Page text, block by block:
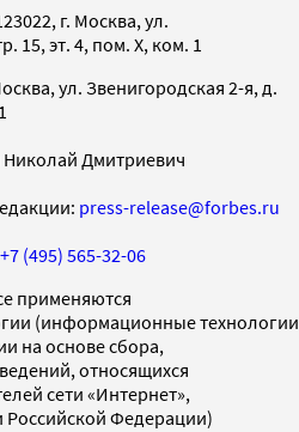
г. Москва, ул.
15, эт. 4, пом. X, ком. 1
ул. Звенигородская 2-я, д.
Дмитриевич
press-release@forbes.ru
+7 (495) 565-32-06
применяются
(информационные технологии
на основе сбора,
относящихся
сети «Интернет»,
Российской Федерации)